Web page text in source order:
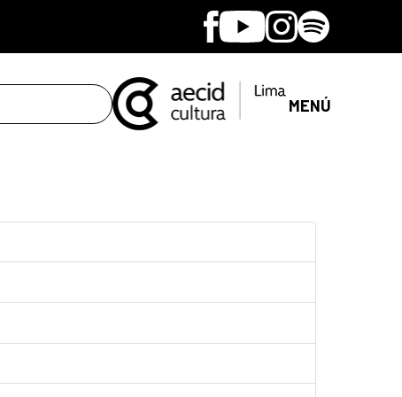
Facebook
YoutubeInstagram
Spotify
MENÚ